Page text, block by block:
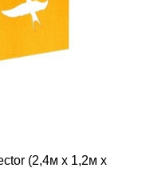
(2,4м х 1,2м х